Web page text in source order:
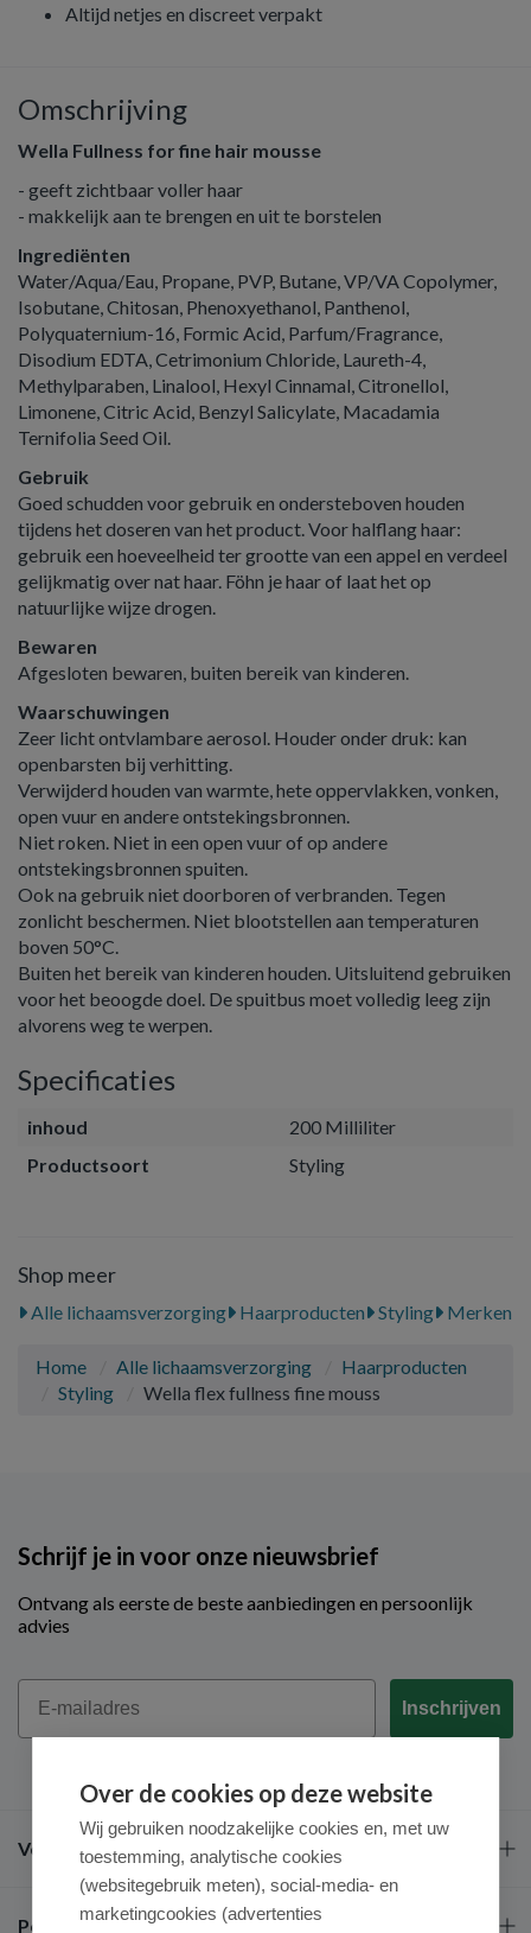
Altijd netjes en discreet verpakt
Omschrijving
Wella Fullness for fine hair mousse
- geeft zichtbaar voller haar
- makkelijk aan te brengen en uit te borstelen
Ingrediënten
Water/Aqua/Eau, Propane, PVP, Butane, VP/VA Copolymer,
Isobutane, Chitosan, Phenoxyethanol, Panthenol,
Polyquaternium-16, Formic Acid, Parfum/Fragrance,
Disodium EDTA, Cetrimonium Chloride, Laureth-4,
Methylparaben, Linalool, Hexyl Cinnamal, Citronellol,
Limonene, Citric Acid, Benzyl Salicylate, Macadamia
Ternifolia Seed Oil.
Gebruik
Goed schudden voor gebruik en ondersteboven houden
tijdens het doseren van het product. Voor halflang haar:
gebruik een hoeveelheid ter grootte van een appel en verdeel
gelijkmatig over nat haar. Föhn je haar of laat het op
natuurlijke wijze drogen.
Bewaren
Afgesloten bewaren, buiten bereik van kinderen.
Waarschuwingen
Zeer licht ontvlambare aerosol. Houder onder druk: kan
openbarsten bij verhitting.
Verwijderd houden van warmte, hete oppervlakken, vonken,
open vuur en andere ontstekingsbronnen.
Niet roken. Niet in een open vuur of op andere
ontstekingsbronnen spuiten.
Ook na gebruik niet doorboren of verbranden. Tegen
zonlicht beschermen. Niet blootstellen aan temperaturen
boven 50°C.
Buiten het bereik van kinderen houden. Uitsluitend gebruiken
voor het beoogde doel. De spuitbus moet volledig leeg zijn
alvorens weg te werpen.
Specificaties
inhoud
200 Milliliter
Productsoort
Styling
Shop meer
Alle lichaamsverzorging Haarproducten Styling Merken
Home Alle lichaamsverzorging
Haarproducten
Styling
Wella flex fullness fine mouss
Schrijf je in voor onze nieuwsbrief
Ontvang als eerste de beste aanbiedingen en persoonlijk
advies
Email
Inschrijven
Veel gestelde vragen
Populaire merken
Over de cookies op deze website
Wij gebruiken noodzakelijke cookies en, met uw
toestemming, analytische cookies
(websitegebruik meten), social-media- en
marketingcookies (advertenties